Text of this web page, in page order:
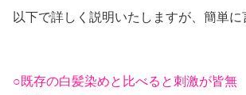
以下で詳しく説明いたしますが、簡単に
○既存の白髪染めと比べると刺激が皆無